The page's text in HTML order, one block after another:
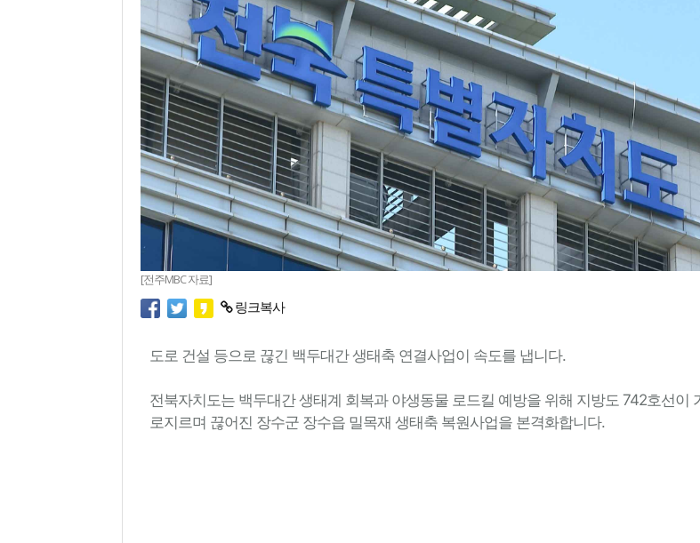
[전주MBC 자료]
링크복사
도로 건설 등으로 끊긴 백두대간 생태축 연결사업이 속도를 냅니다.
전북자치도는 백두대간 생태계 회복과 야생동물 로드킬 예방을 위해 지방도 742호선이
로지르며 끊어진 장수군 장수읍 밀목재 생태축 복원사업을 본격화합니다.